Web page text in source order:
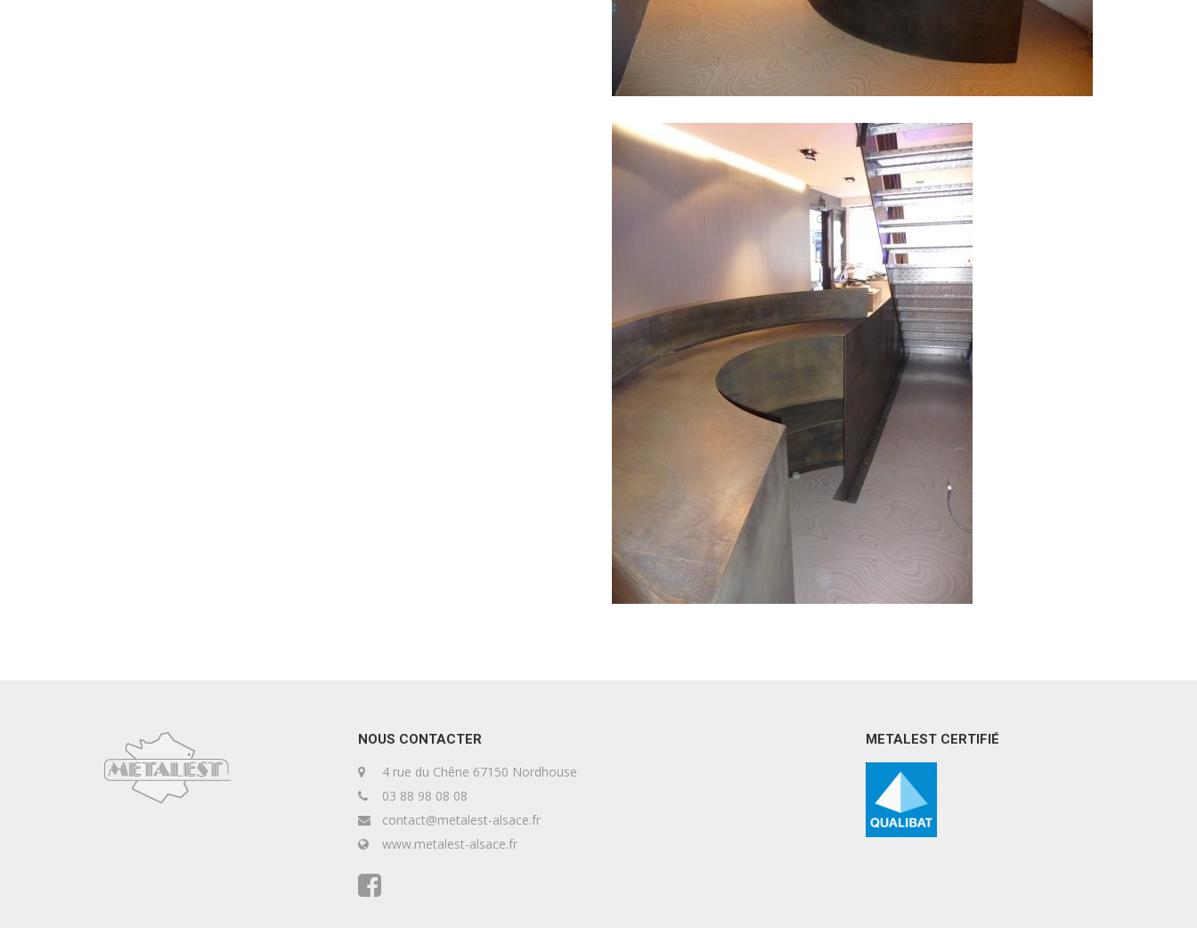
NOUS CONTACTER
4 rue du Chêne 67150 Nordhouse
03 88 98 08 08
contact@metalest-alsace.fr
www.metalest-alsace.fr
METALEST CERTIFIÉ